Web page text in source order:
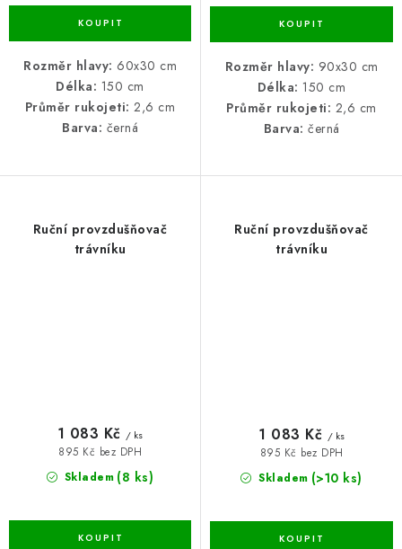
Rozměr hlavy: 60x30 cm
Délka: 150 cm
Průměr rukojeti: 2,6 cm
Barva: černá
Rozměr hlavy: 90x30 cm
Délka: 150 cm
Průměr rukojeti: 2,6 cm
Barva: černá
Ruční provzdušňovač
trávníku
Skladem (8 ks)
895 Kč bez DPH
1 083 Kč / ks
Ruční provzdušňovač
trávníku
Skladem (>10 ks)
895 Kč bez DPH
1 083 Kč / ks